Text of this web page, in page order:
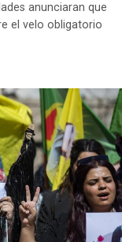
anunciaran que
el velo obligatorio